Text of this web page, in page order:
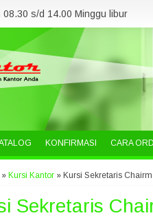
s/d 14.00 Minggu libur
KONFIRMASI CARA
» Kursi Kantor » Kursi Sekretaris
Sekretaris